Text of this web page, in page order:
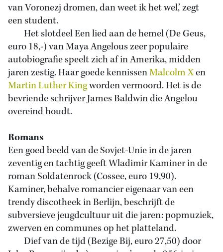
van Voronezj dromen, dan weet ik het wel,’ zegt
een student.
Het slotdeel Een lied aan de hemel (De Geus,
euro 18,-) van Maya Angelous zeer populaire
autobiografie speelt zich af in Amerika, midden
jaren zestig. Haar goede kennissenMalcolm Xen
Martin Luther Kingworden vermoord. Het is de
bevriende schrijver James Baldwin die Angelou
overeind houdt.
Romans
Een goed beeld van de Sovjet-Unie in de jaren
zeventig en tachtig geeft Wladimir Kaminer in de
roman Soldatenrock (Cossee, euro 19,90).
Kaminer, behalve romancier eigenaar van een
trendy discotheek in Berlijn, beschrijft de
subversieve jeugdcultuur uit die jaren: popmuziek,
zwerven en communes op het platteland.
Dief van de tijd (Bezige Bij, euro 27,50) door